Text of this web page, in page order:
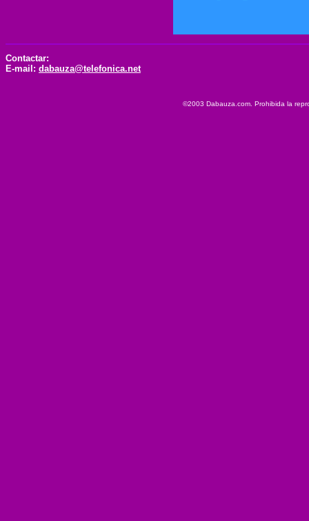
Contactar:
E-mail: dabauza@telefonica.net
©2003 Dabauza.com. Prohibida la